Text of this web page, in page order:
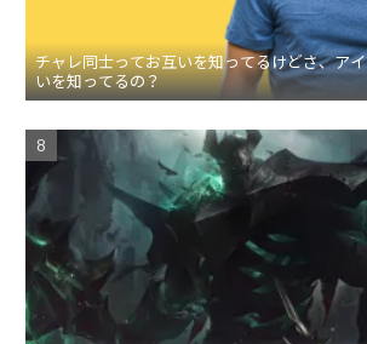
チャレ同士ってお互いを知ってるけどさ、ア
いを知ってるの？